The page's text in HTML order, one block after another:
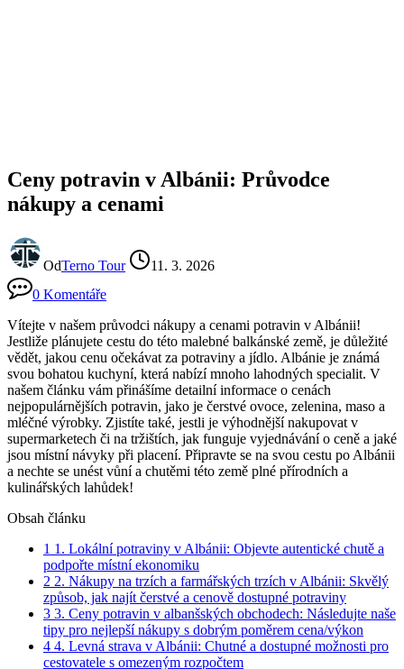
Ceny potravin v Albánii: Průvodce
nákupy a cenami
OdTerno Tour
11. 3. 2026
0 Komentáře
Vítejte⁢ v našem průvodci ‍nákupy a cenami potravin v Albánii!⁤
Jestliže plánujete ​cestu do této ‍malebné ⁤balkánské země,​ je důležité
vědět, jakou​ cenu​ očekávat ⁢za potraviny a jídlo. ​Albánie je⁤ známá
svou bohatou kuchyní, která ⁢nabízí mnoho ‍lahodných specialit. V
‌našem článku vám přinášíme detailní ⁤informace ⁤o cenách⁤
nejpopulárnějších potravin,⁤ jako je ⁢čerstvé ovoce, zelenina, maso a⁣
mléčné výrobky. Zjistíte také, jestli ⁣je výhodnější nakupovat v
supermarketech či na tržištích, jak funguje‍ vyjednávání o​ ceně a jaké
jsou místní návyky při placení. Připravte se na svou cestu po Albánii
a nechte se unést ​vůní ⁢a chutěmi této země ⁣plné přírodních a
kulinářských lahůdek!
Obsah článku
1 1. Lokální⁤ potraviny​ v Albánii: Objevte autentické chutě ‌a‍
podpořte⁢ místní ekonomiku
2 2. Nákupy na trzích a farmářských ⁣trzích ⁣v Albánii: ​Skvělý
způsob, jak najít ⁤čerstvé ​a cenově dostupné potraviny
3 3.​ Ceny potravin ‌v albanšských obchodech: Následujte⁣ naše
tipy pro ⁢nejlepší nákupy ​s dobrým poměrem⁣ cena/výkon
4 4. Levná strava v Albánii:⁤ Chutné a ‌dostupné⁣ možnosti pro
cestovatele s⁤ omezeným rozpočtem